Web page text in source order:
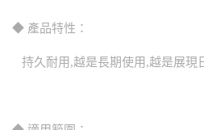
◆ 產品特性：
持久耐用,越是長期使用,越是展現